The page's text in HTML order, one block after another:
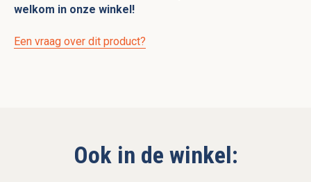
welkom in onze winkel!
Een vraag over dit product?
Ook in de winkel: